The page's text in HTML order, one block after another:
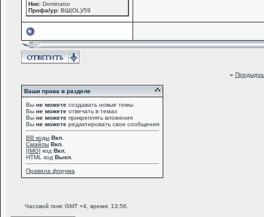
Ник: Dominator
Профа/ур: ВШ(OL)/59
«
Ваши права в разделе
Вы не можете создавать новые темы
Вы не можете отвечать в темах
Вы не можете прикреплять вложения
Вы не можете редактировать свои сообщения
BB коды Вкл.
Смайлы Вкл.
[IMG] код Вкл.
HTML код Выкл.
Правила форума
Часовой пояс GMT +4, время: 13:56